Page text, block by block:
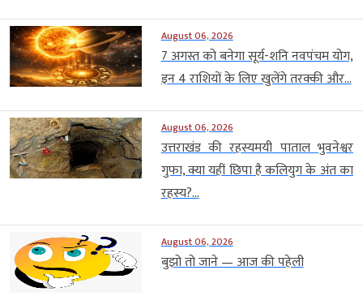
August 06, 2026
7 अगस्त को बनेगा सूर्य-शनि नवपंचम योग,
इन 4 राशियों के लिए खुलेंगे तरक्की और...
August 06, 2026
उत्तराखंड की रहस्यमयी पाताल भुवनेश्वर
गुफा, क्या यहीं छिपा है कलियुग के अंत का
रहस्य?...
August 06, 2026
बुझो तो जाने — आज की पहेली